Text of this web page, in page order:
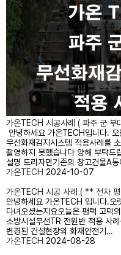
가온TECH 시공사례 ( 파주 군 부
안녕하세요 가온TECH입니다. 오
무선화재감지시스템 적용사례를
촬영하지 못했습니다 양해 부탁드
설명 드리자면기존의 창고건물A
가온TECH 2024-10-07
가온TECH 시공 사례 ( ** 전자 평
안녕하세요 가온TECH 입니다.오
다녀오셨는지요오늘은 평택 고덕
소방시설무선TR 전원반 적용 사
변경된 건설현장의 화재안전기…
가온TECH 2024-08-28